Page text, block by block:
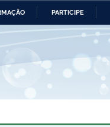
PARTICIPE
Ministério da Economia
e dos Direitos Humanos
Planalto